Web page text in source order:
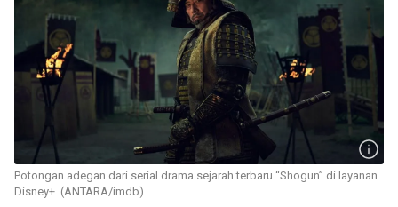
Potongan adegan dari serial drama sejarah terbaru “Shogun” di layanan
Disney+. (ANTARA/imdb)